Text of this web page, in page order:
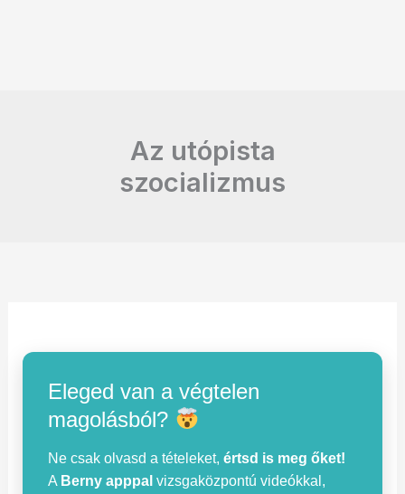
Az utópista
szocializmus
Eleged van a végtelen
magolásból?
Ne csak olvasd a tételeket,értsd is meg őket!
A Berny apppal vizsgaközpontú videókkal,